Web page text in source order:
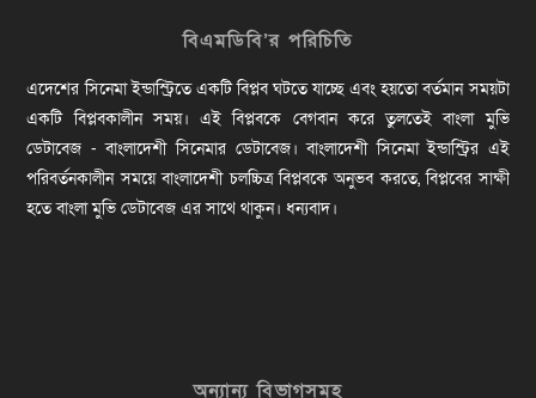
বিএমডিবি’র পরিচিতি
এদেশের সিনেমা ইন্ডাস্ট্রিতে একটি বিপ্লব ঘটতে যাচ্ছে এবং হয়তো বর্তমান সময়টা
একটি বিপ্লবকালীন সময়। এই বিপ্লবকে বেগবান করে তুলতেই বাংলা মুভি
ডেটাবেজ - বাংলাদেশী সিনেমার ডেটাবেজ। বাংলাদেশী সিনেমা ইন্ডাস্ট্রির এই
পরিবর্তনকালীন সময়ে বাংলাদেশী চলচ্চিত্র বিপ্লবকে অনুভব করতে, বিপ্লবের সাক্ষী
হতে বাংলা মুভি ডেটাবেজ এর সাথে থাকুন। ধন্যবাদ।
অন্যান্য বিভাগসমূহ